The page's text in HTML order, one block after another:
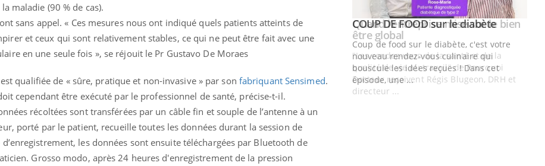
maladie (90 % de cas).
sans appel. « Ces mesures nous ont indiqué quels patients atteints de
et ceux qui sont relativement stables, ce qui ne peut être fait avec une
en une seule fois », se réjouit le Pr Gustavo De Moraes
qualifiée de « sûre, pratique et non-invasive » par son fabriquant Sensimed.
cependant être exécuté par le professionnel de santé, précise-t-il.
récoltées sont transférées par un câble fin et souple de l’antenne à un
porté par le patient, recueille toutes les données durant la session de
les données sont ensuite téléchargées par Bluetooth de
Grosso modo, après 24 heures d'enregistrement de la pression
« jumeau numérique » pour
l’accès à la médecine
Youtube
innove en matière de bilan de
santé : l'utilisation d'un « jumeau
» permet ...
Youtube
COUP DE FOOD sur le diabète Youtube
Coup de food sur le diabète, c'est votre
nouveau rendez-vous culinaire qui
épisode, une ...
Youtube
Quand l’entreprise mise sur le bien
être globalYoutube
"Les rendez-vous de la santé et de la
qualité de vie au travail" de Pourquoi
Docteur reçoivent Régis Blugeon, DRH et
directeur ...